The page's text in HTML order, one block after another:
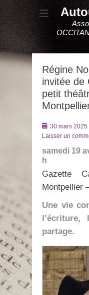
Régine
invitée de
petit
Posté
le
30 mars 2025
Laisser un
samedi 19
h
Gazette
Montpellier
Une vie
partage.